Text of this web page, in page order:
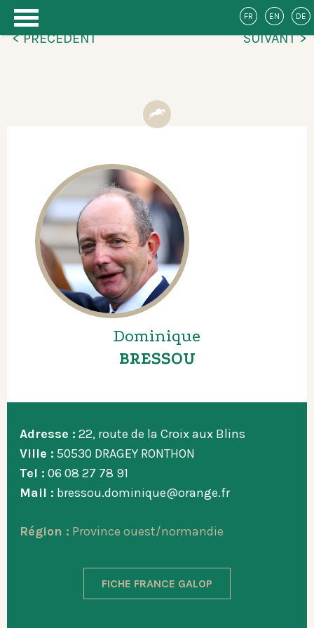
FR EN DE
< PRÉCÉDENT SUIVANT >
Dominique
BRESSOU
Adresse : 22, route de la Croix aux Blins
Ville : 50530 DRAGEY RONTHON
Tel : 06 08 27 78 91
Mail : bressou.dominique@orange.fr
Région : Province ouest/normandie
FICHE FRANCE GALOP